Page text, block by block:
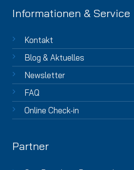
Informationen & Service
Kontakt
Blog & Aktuelles
Newsletter
FAQ
Online Check-in
Partner